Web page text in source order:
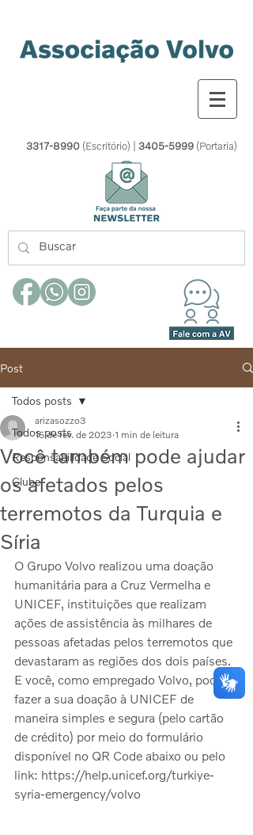
3317-8990 (Escritório) | 3405-5999(Portaria)
Post
Todos posts
Responsabilidade Social
Clube
Todos posts
Você também pode ajudar
os afetados pelos
terremotos da Turquia e
Síria
arizasozzo3
15 de fev. de 2023 1 min de leitura
O Grupo Volvo realizou uma doação
humanitária para a Cruz Vermelha e
UNICEF, instituições que realizam
ações de assistência às milhares de
pessoas afetadas pelos terremotos que
devastaram as regiões dos dois países.
E você, como empregado Volvo, pode
fazer a sua doação à UNICEF de
maneira simples e segura (pelo cartão
de crédito) por meio do formulário
disponível no QR Code abaixo ou pelo
link: https://help.unicef.org/turkiye-
syria-emergency/volvo